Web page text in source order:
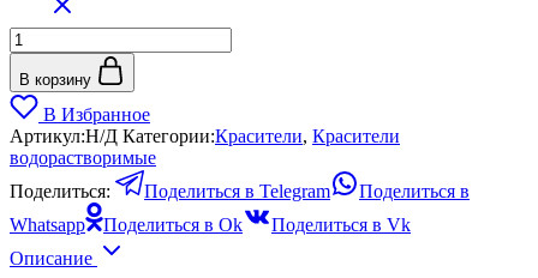
Количество
товара
Краситель
водорастворимый
Желтый
В корзину
В Избранное
Артикул:Н/Д Категории:Красители, Красители
водорастворимые
Поделиться:
Поделиться в Telegram
Поделиться в
Whatsapp
Поделиться в Ok
Поделиться в Vk
Описание